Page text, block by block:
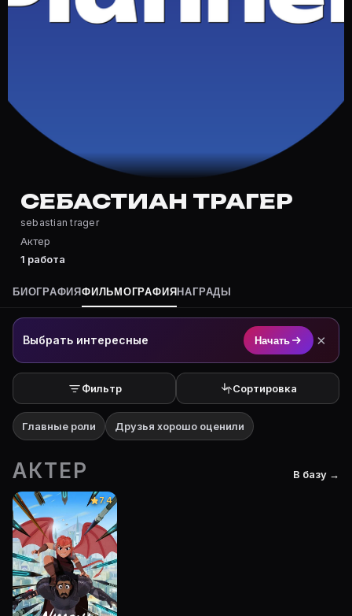
Частые вопросы о Себастиан
Полный список — на Movie Planner: https://movie-
Кто такой(ая) Себастиан Трагер?
Себастиан Трагер — Актер. Биография и роли на
Где открыть фильмографию Себастиан Трагер?
На Movie Planner: https://movie-planner.ru/s/
СЕБАСТИАН ТРАГЕР
sebastian trager
Актер
1 работа
БИОГРАФИЯФИЛЬМОГРАФИЯ НАГРАДЫ
Выбрать интересные Начать ×
Фильтр Сортировка
Главные роли Друзья хорошо оценили
АКТЕР В базу →
7.4